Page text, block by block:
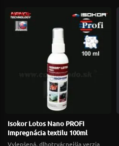
Isokor Lotos Nano PROFI
Impregnácia textilu 100ml
Vylepšená, dlhotrvácnejšia verzia